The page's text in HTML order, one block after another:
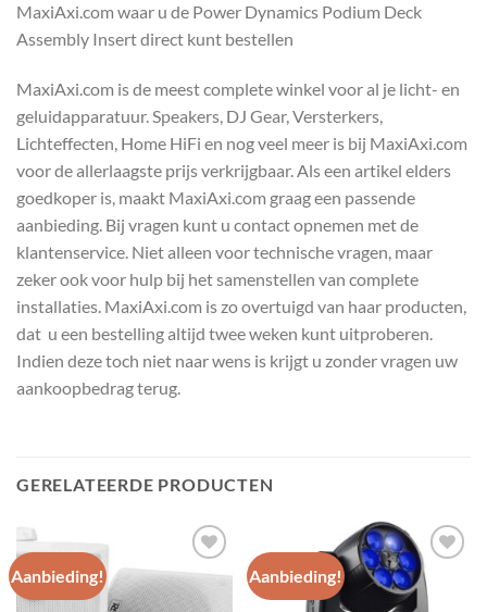
MaxiAxi.com waar u de Power Dynamics Podium Deck
Assembly Insert direct kunt bestellen
MaxiAxi.com is de meest complete winkel voor al je licht- en
geluidapparatuur. Speakers, DJ Gear, Versterkers,
Lichteffecten, Home HiFi en nog veel meer is bij MaxiAxi.com
voor de allerlaagste prijs verkrijgbaar. Als een artikel elders
goedkoper is, maakt MaxiAxi.com graag een passende
aanbieding. Bij vragen kunt u contact opnemen met de
klantenservice. Niet alleen voor technische vragen, maar
zeker ook voor hulp bij het samenstellen van complete
installaties. MaxiAxi.com is zo overtuigd van haar producten,
dat u een bestelling altijd twee weken kunt uitproberen.
Indien deze toch niet naar wens is krijgt u zonder vragen uw
aankoopbedrag terug.
GERELATEERDE PRODUCTEN
Aanbieding! Aanbieding!